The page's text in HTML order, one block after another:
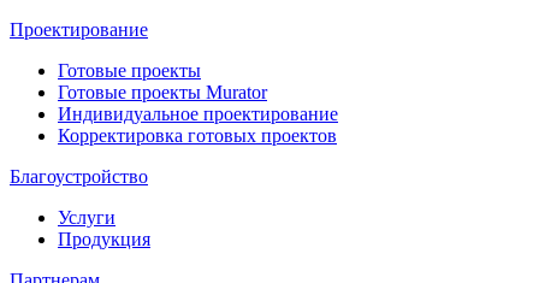
Проектирование
Готовые проекты
Готовые проекты Murator
Индивидуальное проектирование
Корректировка готовых проектов
Благоустройство
Услуги
Продукция